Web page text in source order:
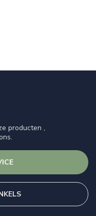
producten ,